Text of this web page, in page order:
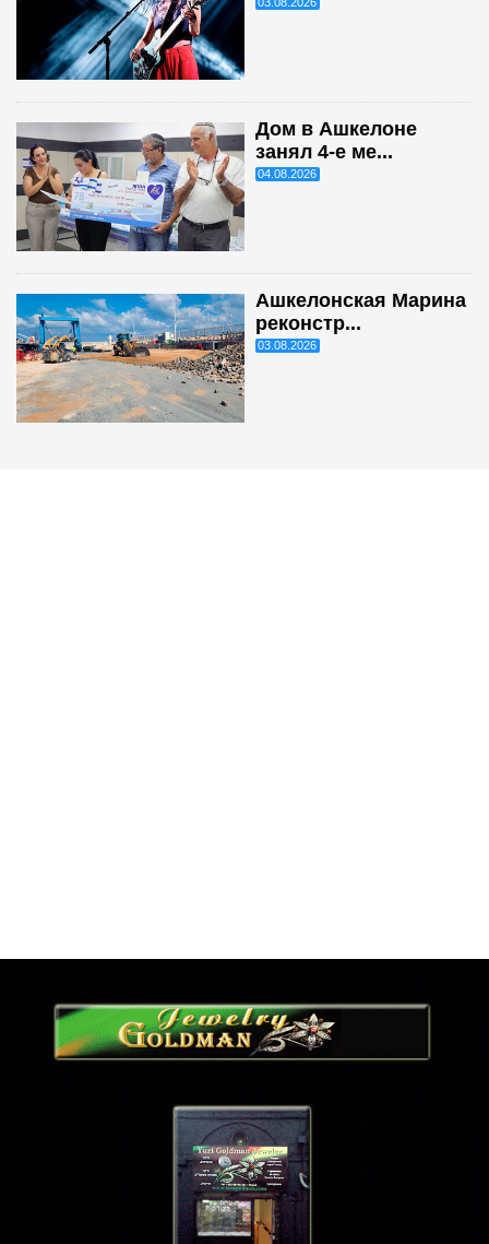
Дом в Ашкелоне
занял 4-е ме...
04.08.2026
Ашкелонская Марина
реконстр...
03.08.2026